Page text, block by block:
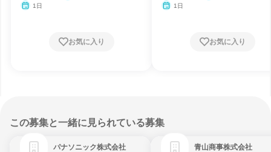
1日
お気に入り
1日
お気に入り
この募集と一緒に見られている募集
パナソニック株式会社 青山商事株式会社